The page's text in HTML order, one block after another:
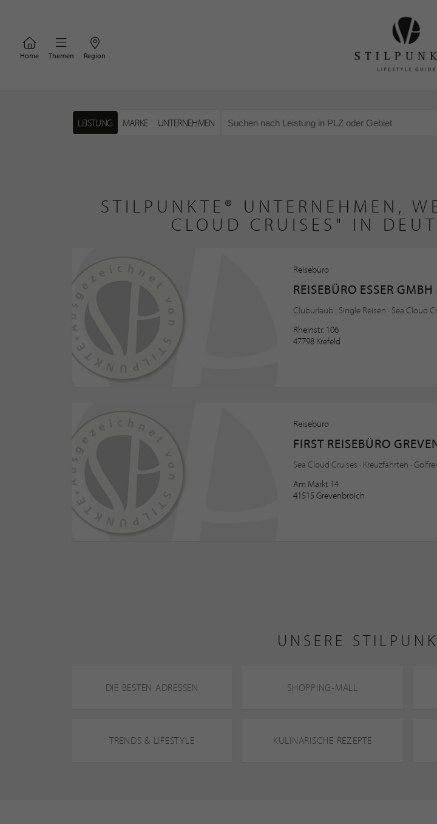
Home Themen Region
LEISTUNG MARKE UNTERNEHMEN
STILPUNKTE® UNTERNEHMEN,
CLOUD CRUISES" IN
Reisebüro
REISEBÜRO ESSER
Cluburlaub · Single Reisen · Sea Cloud
Rheinstr. 106
47798 Krefeld
Reisebüro
FIRST REISEBÜRO
Sea Cloud Cruises · Kreuzfahrten ·
Am Markt 14
41515 Grevenbroich
UNSERE
DIE BESTEN ADRESSEN SHOPPING-MALL
TRENDS & LIFESTYLE KULINARISCHE REZEPTE